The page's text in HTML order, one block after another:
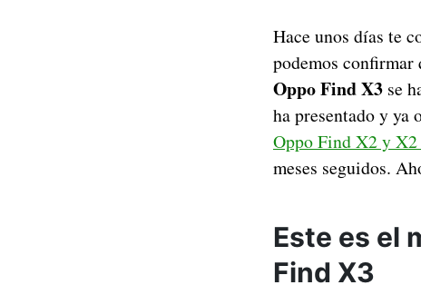
Hace unos días te
podemos confirmar
Oppo Find X3 se
ha presentado y ya
Oppo Find X2 y
meses seguidos.
Este es el
Find X3